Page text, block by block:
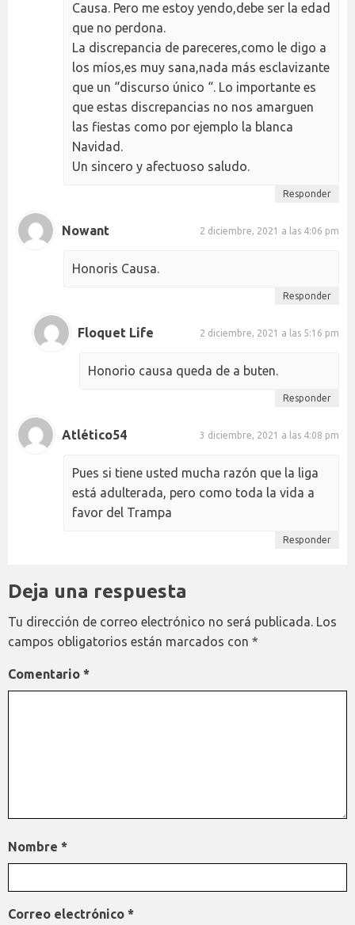
Causa. Pero me estoy yendo,debe ser la edad
que no perdona.
La discrepancia de pareceres,como le digo a
los míos,es muy sana,nada más esclavizante
que un “discurso único “. Lo importante es
que estas discrepancias no nos amarguen
las fiestas como por ejemplo la blanca
Navidad.
Un sincero y afectuoso saludo.
Responder
Nowant 2 diciembre, 2021 a las 4:06 pm
Honoris Causa.
Responder
Floquet Life 2 diciembre, 2021 a las 5:16 pm
Honorio causa queda de a buten.
Responder
Atlético54 3 diciembre, 2021 a las 4:08 pm
Pues si tiene usted mucha razón que la liga
está adulterada, pero como toda la vida a
favor del Trampa
Responder
Deja una respuesta
Tu dirección de correo electrónico no será publicada. Los
campos obligatorios están marcados con *
Comentario *
Nombre *
Correo electrónico *